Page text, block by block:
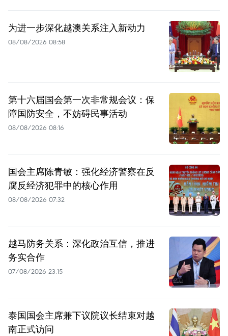
为进一步深化越澳关系注入新动力
08/08/2026 08:58
第十六届国会第一次非常规会议：保
障国防安全，不妨碍民事活动
08/08/2026 08:16
国会主席陈青敏：强化经济警察在反
腐反经济犯罪中的核心作用
08/08/2026 07:32
越马防务关系：深化政治互信，推进
务实合作
07/08/2026 23:15
泰国国会主席兼下议院议长结束对越
南正式访问